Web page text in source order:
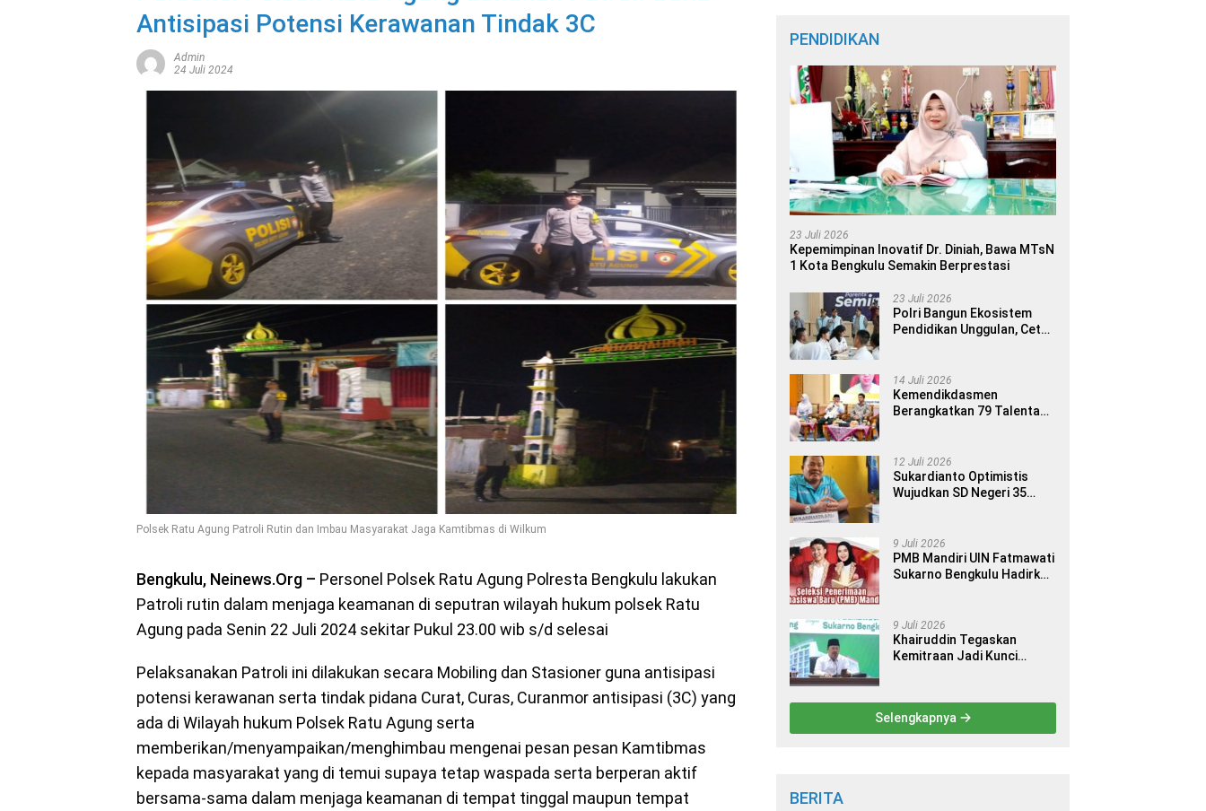
Antisipasi Potensi Kerawanan Tindak 3C
Admin
24 Juli 2024
Polsek Ratu Agung Patroli Rutin dan Imbau Masyarakat Jaga Kamtibmas di Wilkum
Bengkulu, Neinews.Org – Personel Polsek Ratu Agung Polresta Bengkulu lakukan
Patroli rutin dalam menjaga keamanan di seputran wilayah hukum polsek Ratu
Agung pada Senin 22 Juli 2024 sekitar Pukul 23.00 wib s/d selesai
Pelaksanakan Patroli ini dilakukan secara Mobiling dan Stasioner guna antisipasi
potensi kerawanan serta tindak pidana Curat, Curas, Curanmor antisipasi (3C) yang
ada di Wilayah hukum Polsek Ratu Agung serta
memberikan/menyampaikan/menghimbau mengenai pesan pesan Kamtibmas
kepada masyarakat yang di temui supaya tetap waspada serta berperan aktif
bersama-sama dalam menjaga keamanan di tempat tinggal maupun tempat
PENDIDIKAN
23 Juli 2026
Kepemimpinan Inovatif Dr. Diniah, Bawa MTsN
1 Kota Bengkulu Semakin Berprestasi
23 Juli 2026
Polri Bangun Ekosistem
Pendidikan Unggulan, Cetak
14 Juli 2026
Kemendikdasmen
Berangkatkan 79 Talenta
12 Juli 2026
Sukardianto Optimistis
Wujudkan SD Negeri 35
Berdaya Saing
9 Juli 2026
PMB Mandiri UIN Fatmawati
Sukarno Bengkulu Hadirkan
9 Juli 2026
Khairuddin Tegaskan
Kemitraan Jadi Kunci
Selengkapnya
BERITA